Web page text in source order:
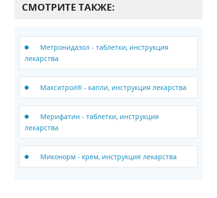
СМОТРИТЕ ТАКЖЕ:
Метронидазол - таблетки, инструкция
лекарства
Макситрол® - капли, инструкция лекарства
Мерифатин - таблетки, инструкция
лекарства
Миконорм - крем, инструкция лекарства